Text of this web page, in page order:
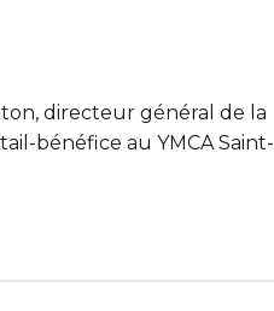
directeur général de la
bénéfice au YMCA Saint-